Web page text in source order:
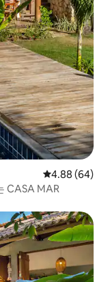
평점 4.88점(5
4.88 (64)
CASA MAR